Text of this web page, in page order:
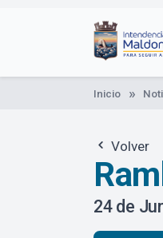
Inicio
Volver
24 de